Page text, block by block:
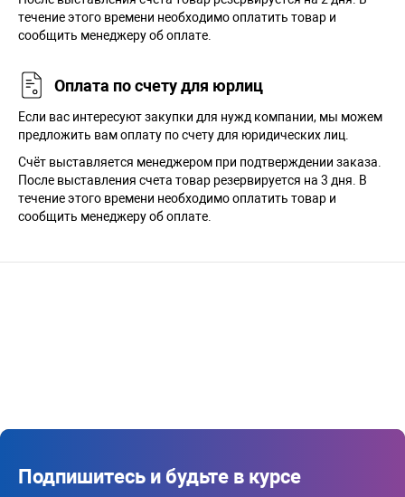
течение этого времени необходимо оплатить товар и
сообщить менеджеру об оплате.
Оплата по счету для юрлиц
Если вас интересуют закупки для нужд компании, мы можем
предложить вам оплату по счету для юридических лиц.
Счёт выставляется менеджером при подтверждении заказа.
После выставления счета товар резервируется на 3 дня. В
течение этого времени необходимо оплатить товар и
сообщить менеджеру об оплате.
Подпишитесь и будьте в курсе